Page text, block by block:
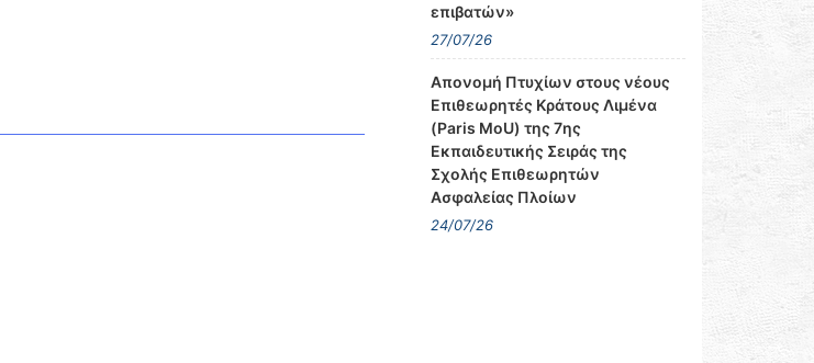
επιβατών»
27/07/26
Απονομή Πτυχίων στους νέους
Επιθεωρητές Κράτους Λιμένα
(Paris MoU) της 7ης
Εκπαιδευτικής Σειράς της
Σχολής Επιθεωρητών
Ασφαλείας Πλοίων
24/07/26